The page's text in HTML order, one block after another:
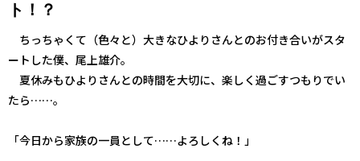
ト！？
ちっちゃくて（色々と）大きなひよりさんとのお付き合いがスタ
ートした僕、尾上雄介。
夏休みもひよりさんとの時間を大切に、楽しく過ごすつもりでい
たら……。
「今日から家族の一員として……よろしくね！」